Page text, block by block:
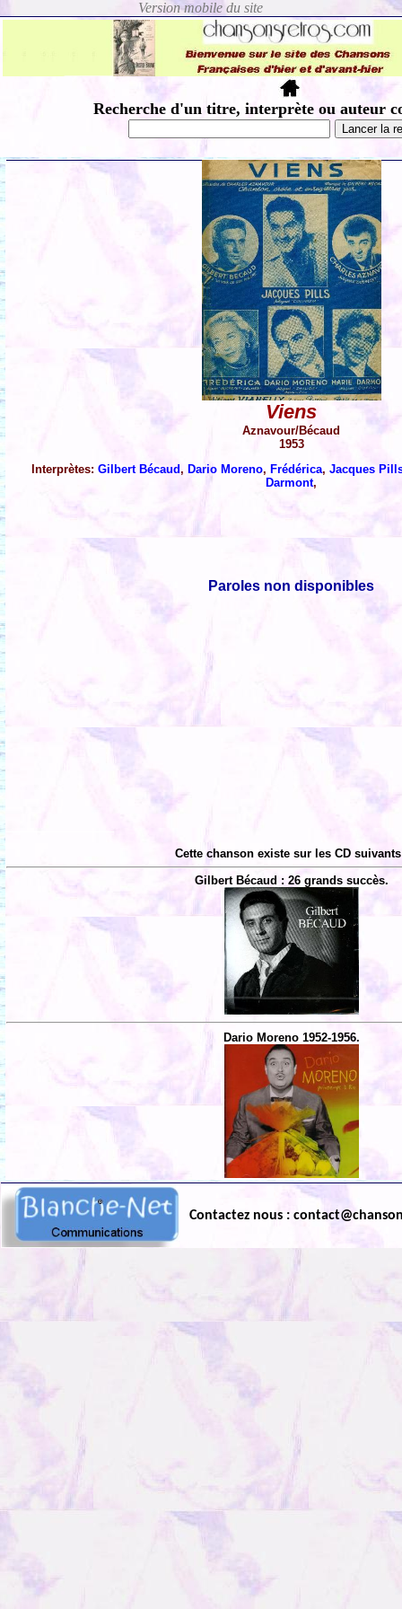
Recherche d'un titre, interprète ou auteur
Viens
Aznavour/Bécaud
1953
Interprètes:Gilbert Bécaud, Dario Moreno, Frédérica,Jacques
Darmont,
Paroles non disponibles
Cette chanson existe sur les CD
Gilbert Bécaud : 26 grands succès.
Dario Moreno 1952-1956.
Contactez nous :